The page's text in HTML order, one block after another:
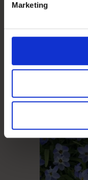
Marketing
Fedtkogle, 330 gram
25,00 DKK
UDSOLGT